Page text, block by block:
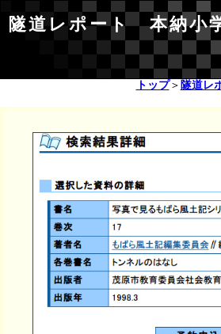
隧道レポート 本納小
トップ＞ 隧道レ